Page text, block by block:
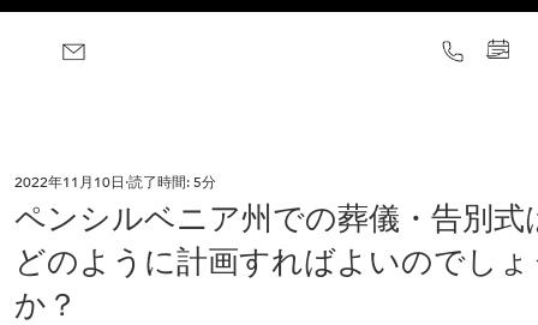
ペンシルベニア州での葬儀・告別式
どのように計画すればよいのでし
か？
2022年11月10日 読了時間: 5分